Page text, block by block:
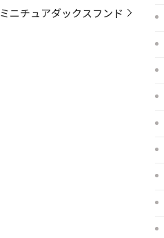
ミニチュアダックスフンド